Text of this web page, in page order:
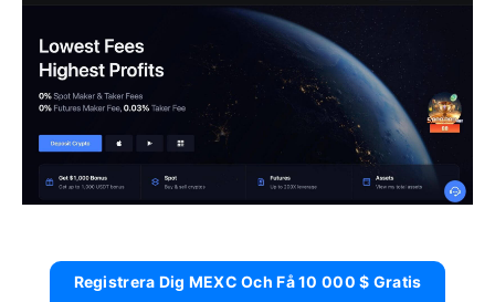
Registrera Dig MEXC Och Få 10 000 $ Gratis